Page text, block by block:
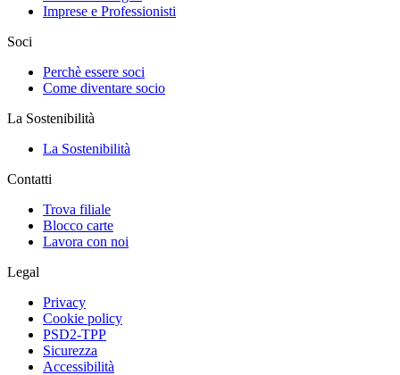
Imprese e Professionisti
Soci
Perchè essere soci
Come diventare socio
La Sostenibilità
La Sostenibilità
Contatti
Trova filiale
Blocco carte
Lavora con noi
Legal
Privacy
Cookie policy
PSD2-TPP
Sicurezza
Accessibilità